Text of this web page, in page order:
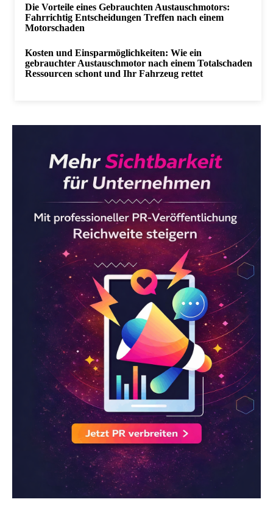
Die Vorteile eines Gebrauchten Austauschmotors:
Fahrrichtig Entscheidungen Treffen nach einem
Motorschaden
Kosten und Einsparmöglichkeiten: Wie ein
gebrauchter Austauschmotor nach einem Totalschaden
Ressourcen schont und Ihr Fahrzeug rettet